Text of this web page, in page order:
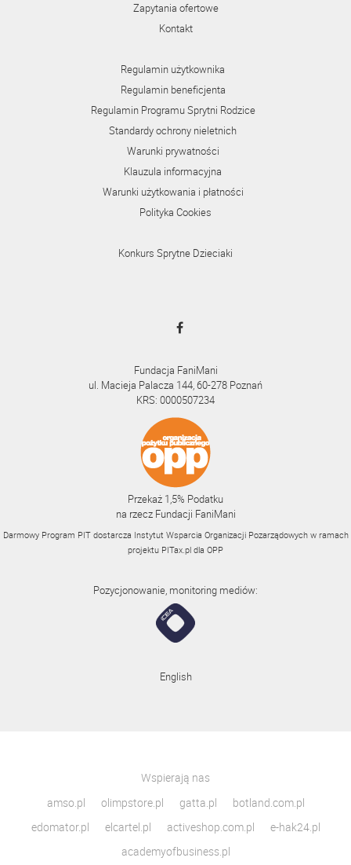
Zapytania ofertowe
Kontakt
Regulamin użytkownika
Regulamin beneficjenta
Regulamin Programu Sprytni Rodzice
Standardy ochrony nieletnich
Warunki prywatności
Klauzula informacyjna
Warunki użytkowania i płatności
Polityka Cookies
Konkurs Sprytne Dzieciaki
Fundacja FaniMani
ul. Macieja Palacza 144, 60-278 Poznań
KRS: 0000507234
Przekaż 1,5% Podatku
na rzecz Fundacji FaniMani
Darmowy Program PIT dostarcza Instytut Wsparcia Organizacji Pozarządowych w ramach
projektu PITax.pl dla OPP
Pozycjonowanie, monitoring mediów:
English
Wspierają nas
amso.pl
olimpstore.pl gatta.pl
botland.com.pl
edomator.pl
elcartel.pl activeshop.com.pl
e-hak24.pl
academyofbusiness.pl